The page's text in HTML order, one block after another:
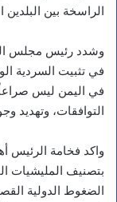
الراسخة بين البلدين
وشدد رئيس مجلس
في تثبيت السردية
في اليمن ليس
التوافقات، وتهديد
واكد فخامة الرئيس
بتصنيف المليشيات
الضغوط الدولية